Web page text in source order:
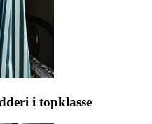
i topklasse